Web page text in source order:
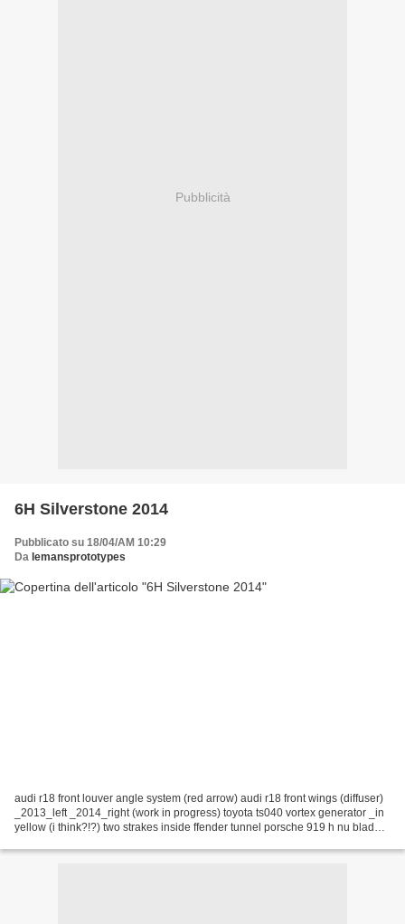
Pubblicità
6H Silverstone 2014
Pubblicato su 18/04/AM 10:29
Da lemansprototypes
audi r18 front louver angle system (red arrow) audi r18 front wings (diffuser)
_2013_left _2014_right (work in progress) toyota ts040 vortex generator _in
yellow (i think?!?) two strakes inside ffender tunnel porsche 919 h nu blade